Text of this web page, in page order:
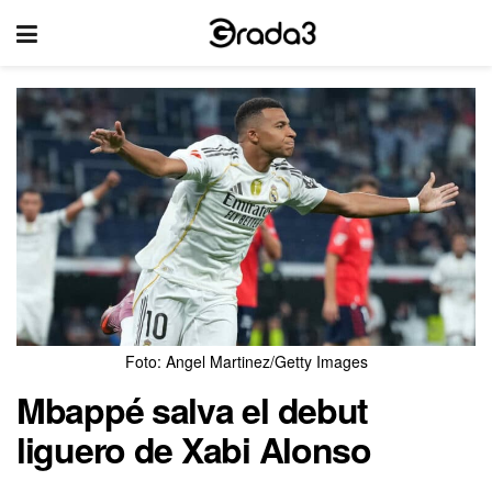
Foto: Angel Martinez/Getty Images
Mbappé salva el debut
liguero de Xabi Alonso